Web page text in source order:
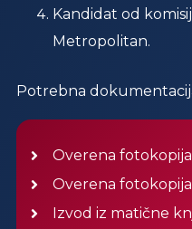
Kandidat od
Metropolitan.
Potrebna
Overena
Overena
Izvod iz matične